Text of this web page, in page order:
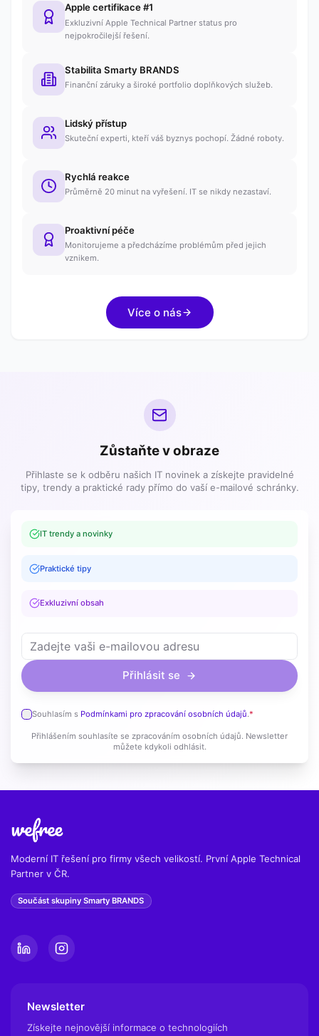
Apple certifikace #1
Exkluzivní Apple Technical Partner status pro
nejpokročilejší řešení.
Stabilita Smarty BRANDS
Finanční záruky a široké portfolio doplňkových služeb.
Lidský přístup
Skuteční experti, kteří váš byznys pochopí. Žádné roboty.
Rychlá reakce
Průměrně 20 minut na vyřešení. IT se nikdy nezastaví.
Proaktivní péče
Monitorujeme a předcházíme problémům před jejich
vznikem.
Více o nás
Zůstaňte v obraze
Přihlaste se k odběru našich IT novinek a získejte pravidelné
tipy, trendy a praktické rady přímo do vaší e-mailové schránky.
IT trendy a novinky
Praktické tipy
Exkluzivní obsah
Přihlásit se
Souhlasím s Podmínkami pro zpracování osobních údajů.*
Přihlášením souhlasíte se zpracováním osobních údajů. Newsletter
můžete kdykoli odhlásit.
Moderní IT řešení pro firmy všech velikostí. První Apple Technical
Partner v ČR.
Součást skupiny Smarty BRANDS
Newsletter
Získejte nejnovější informace o technologiích